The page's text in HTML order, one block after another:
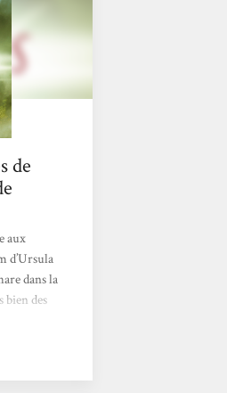
de
aux
d’Ursula
dans la
bien des
vers